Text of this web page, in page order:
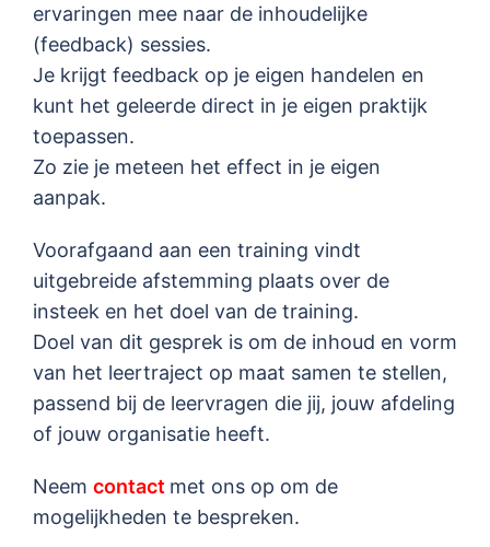
ervaringen mee naar de inhoudelijke
(feedback) sessies.
Je krijgt feedback op je eigen handelen en
kunt het geleerde direct in je eigen praktijk
toepassen.
Zo zie je meteen het effect in je eigen
aanpak.
Voorafgaand aan een training vindt
uitgebreide afstemming plaats over de
insteek en het doel van de training.
Doel van dit gesprek is om de inhoud en vorm
van het leertraject op maat samen te stellen,
passend bij de leervragen die jij, jouw afdeling
of jouw organisatie heeft.
Neem contact met ons op om de
mogelijkheden te bespreken.